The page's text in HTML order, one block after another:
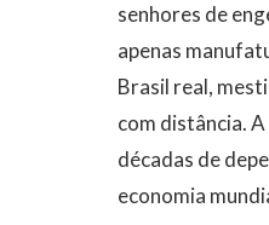
senhores de
apenas
Brasil real,
com distância.
décadas de
economia